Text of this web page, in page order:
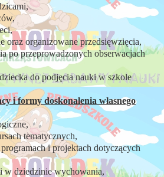
oraz organizowane przedsięwzięcia,
po przeprowadzonych obserwacjach
do podjęcia nauki w szkole
i formy doskonalenia własnego
tematycznych,
i projektach dotyczących
w dziedzinie wychowania,